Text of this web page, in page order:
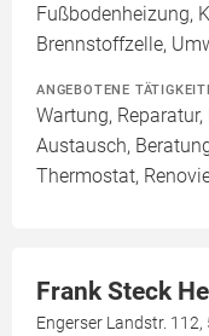
Fußbodenheizung,
Brennstoffzelle,
ANGEBOTENE
Wartung,
Austausch,
Thermostat,
Frank Steck
Engerser Landstr.